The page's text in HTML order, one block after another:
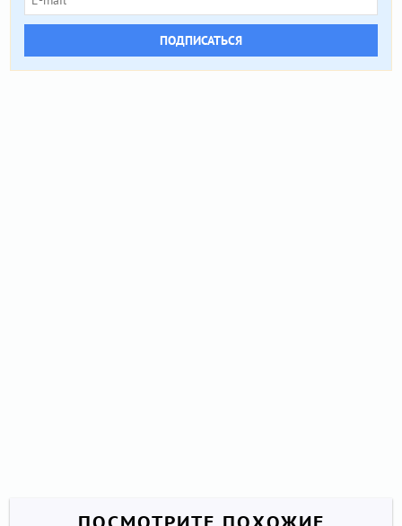
ПОДПИСАТЬСЯ